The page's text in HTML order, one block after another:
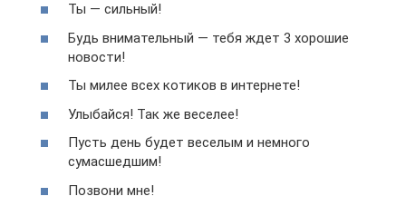
Ты — сильный!
Будь внимательный — тебя ждет 3 хорошие
новости!
Ты милее всех котиков в интернете!
Улыбайся! Так же веселее!
Пусть день будет веселым и немного
сумасшедшим!
Позвони мне!